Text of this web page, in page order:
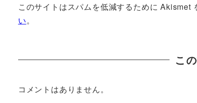
このサイトはスパムを低減するために Akismet
い。
こ
コメントはありません。